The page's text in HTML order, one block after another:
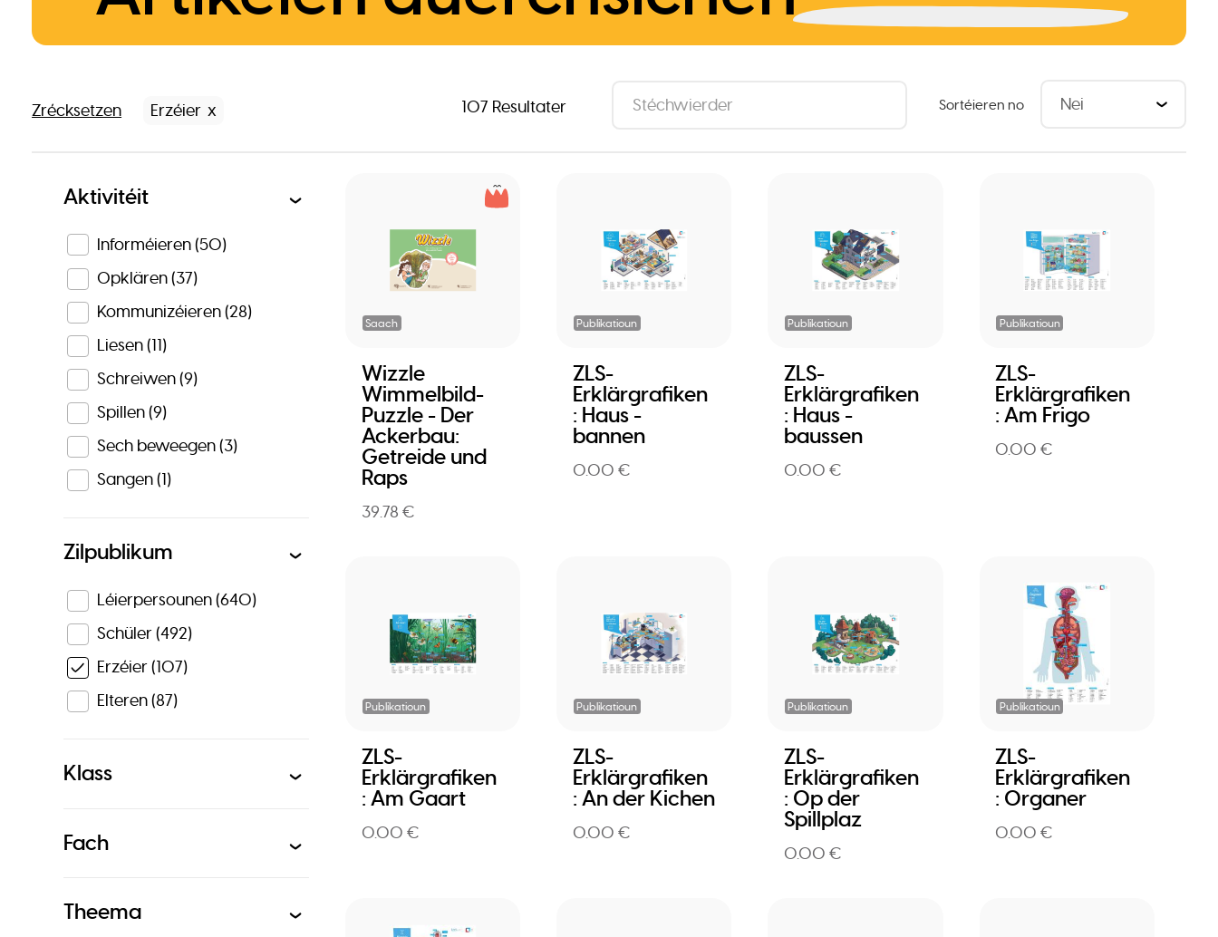
Zrécksetzen Erzéier Sortéieren no
107 Resultater
Saach
Wizzle
Wimmelbild-
Puzzle - Der
Ackerbau:
Getreide und
Raps
39.78 €
Publikatioun
ZLS-
Erklärgrafiken
: Haus -
bannen
0.00 €
Publikatioun
ZLS-
Erklärgrafiken
: Haus -
baussen
0.00 €
Publikatioun
ZLS-
Erklärgrafiken
: Am Frigo
0.00 €
Publikatioun
ZLS-
Erklärgrafiken
: Am Gaart
0.00 €
Publikatioun
ZLS-
Erklärgrafiken
: An der Kichen
0.00 €
Publikatioun
ZLS-
Erklärgrafiken
: Op der
Spillplaz
0.00 €
Publikatioun
ZLS-
Erklärgrafiken
: Organer
0.00 €
Aktivitéit
Informéieren(50)
Opklären(37)
Kommunizéieren(28)
Liesen(11)
Schreiwen(9)
Spillen(9)
Sech beweegen(3)
Sangen(1)
Zilpublikum
Léierpersounen(640)
Schüler(492)
Erzéier(107)
Elteren(87)
Klass
Fach
Theema